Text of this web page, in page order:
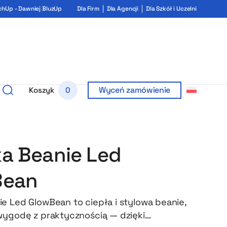
- Dawniej BluzUp Dla Firm Dla Agencji Dla Szkół i Uczelni
Koszyk 0 Wyceń zamówienie
Beanie Led
Led GlowBean to ciepła i stylowa beanie,
z praktycznością — dzięki